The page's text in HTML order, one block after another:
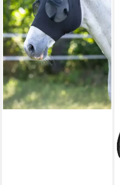
3229051
13,19 €
lieferbar - in 2-3 Werktagen bei dir